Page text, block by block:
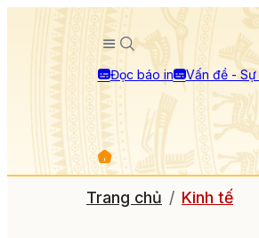
Đọc báo in Vấn đề - Sự
Trang chủ Kinh tế